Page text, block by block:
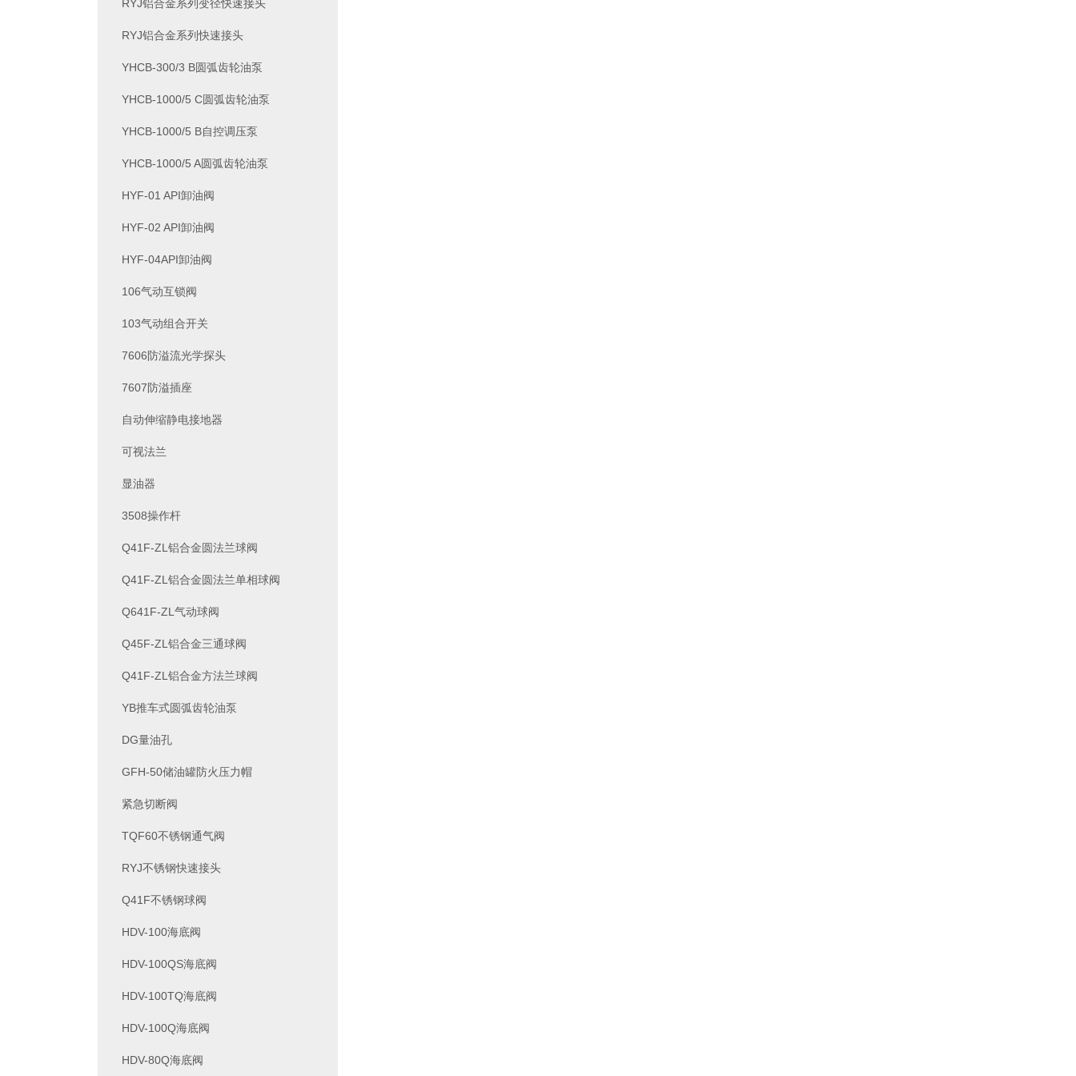
RYJ铝合金系列变径快速接头
RYJ铝合金系列快速接头
YHCB-300/3 B圆弧齿轮油泵
YHCB-1000/5 C圆弧齿轮油泵
YHCB-1000/5 B自控调压泵
YHCB-1000/5 A圆弧齿轮油泵
HYF-01 API卸油阀
HYF-02 API卸油阀
HYF-04API卸油阀
106气动互锁阀
103气动组合开关
7606防溢流光学探头
7607防溢插座
自动伸缩静电接地器
可视法兰
显油器
3508操作杆
Q41F-ZL铝合金圆法兰球阀
Q41F-ZL铝合金圆法兰单相球阀
Q641F-ZL气动球阀
Q45F-ZL铝合金三通球阀
Q41F-ZL铝合金方法兰球阀
YB推车式圆弧齿轮油泵
DG量油孔
GFH-50储油罐防火压力帽
紧急切断阀
TQF60不锈钢通气阀
RYJ不锈钢快速接头
Q41F不锈钢球阀
HDV-100海底阀
HDV-100QS海底阀
HDV-100TQ海底阀
HDV-100Q海底阀
HDV-80Q海底阀